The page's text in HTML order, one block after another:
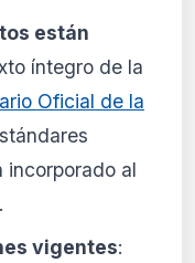
están
íntegro de la
Oficial de la
incorporado al
vigentes: